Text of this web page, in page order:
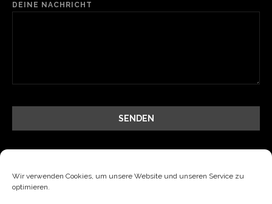
Wir verwenden Cookies, um unsere Website und unseren Service zu
optimieren.
DEINE NACHRICHT